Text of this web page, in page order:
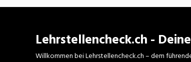
Lehrstellencheck.ch -
Willkommen bei Lehrstellencheck.ch – dem